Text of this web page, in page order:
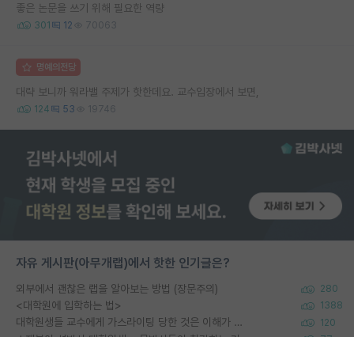
좋은 논문을 쓰기 위해 필요한 역량
301 12 70063
명예의전당
대략 보니까 워라밸 주제가 핫한데요. 교수입장에서 보면,
124 53 19746
자유 게시판(아무개랩)에서 핫한 인기글은?
외부에서 괜찮은 랩을 알아보는 방법 (장문주의) 280
<대학원에 입학하는 법> 1388
대학원생들 교수에게 가스라이팅 당한 것은 이해가 갑니다. 안타깝네요. 120